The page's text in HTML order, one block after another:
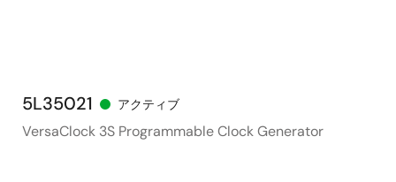
5L35021 アクティブ
VersaClock 3S Programmable Clock Generator